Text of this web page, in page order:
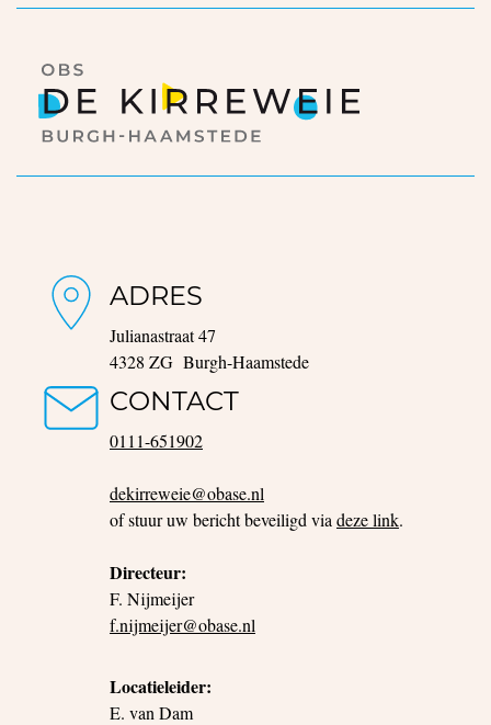
ADRES
Julianastraat 47
4328 ZG Burgh-Haamstede
CONTACT
0111-651902
dekirreweie@obase.nl
of stuur uw bericht beveiligd via deze link.
Directeur:
F. Nijmeijer
f.nijmeijer@obase.nl
Locatieleider:
E. van Dam